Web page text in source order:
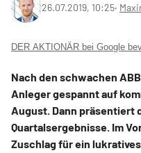
26.07.2019, 10:25‧
DER AKTIONÄR bei Google
Nach den schwachen
Anleger gespannt auf
August. Dann präsentiert
Quartalsergebnisse. Im
Zuschlag für ein